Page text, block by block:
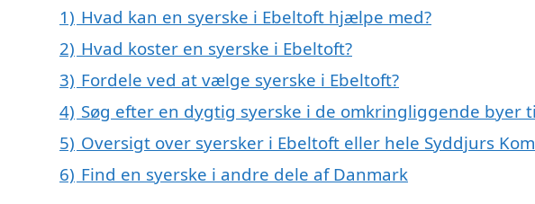
1) Hvad kan en syerske i Ebeltoft hjælpe med?
2) Hvad koster en syerske i Ebeltoft?
3) Fordele ved at vælge syerske i Ebeltoft?
4) Søg efter en dygtig syerske i de omkringliggende byer
5) Oversigt over syersker i Ebeltoft eller hele Syddjurs
6) Find en syerske i andre dele af Danmark